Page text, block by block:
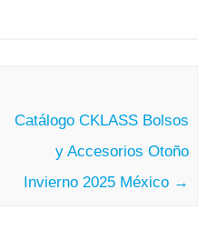
Catálogo CKLASS Bolsos
y Accesorios Otoño
Invierno 2025 México →